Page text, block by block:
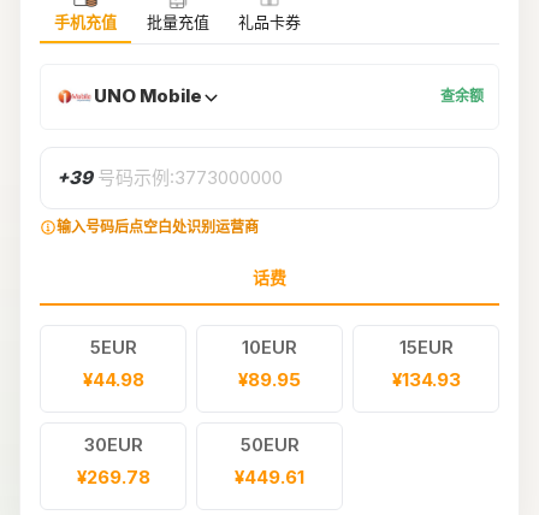
手机充值 批量充值 礼品卡券
UNO Mobile 查余额
+39 号码示例:3773000000
输入号码后点空白处识别运营商
话费
5EUR
¥44.98
10EUR
¥89.95
15EUR
¥134.93
30EUR
¥269.78
50EUR
¥449.61